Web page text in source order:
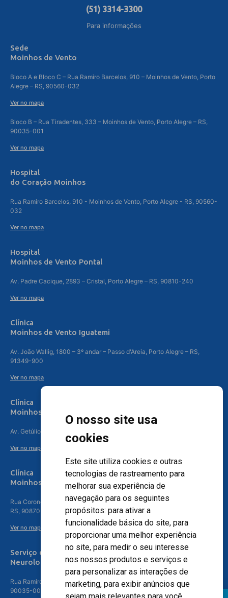
O nosso site usa
cookies
Este site utiliza cookies e outras
tecnologias de rastreamento para
melhorar sua experiência de
navegação para os seguintes
propósitos: para ativar a
funcionalidade básica do site, para
proporcionar uma melhor experiência
no site, para medir o seu interesse
nos nossos produtos e serviços e
para personalizar as interações de
marketing, para exibir anúncios que
(51) 3314-3300
Para informações
Sede
Moinhos de Vento
Bloco A e Bloco C – Rua Ramiro Barcelos, 910 – Moinhos de Vento, Porto
Alegre – RS, 90560-032
Ver no mapa
Bloco B – Rua Tiradentes, 333 – Moinhos de Vento, Porto Alegre – RS,
90035-001
Ver no mapa
Hospital
do Coração Moinhos
Rua Ramiro Barcelos, 910 - Moinhos de Vento, Porto Alegre - RS, 90560-
032
Ver no mapa
Hospital
Moinhos de Vento Pontal
Av. Padre Cacique, 2893 – Cristal, Porto Alegre – RS, 90810-240
Ver no mapa
Clínica
Moinhos de Vento Iguatemi
Av. João Wallig, 1800 – 3º andar – Passo d'Areia, Porto Alegre – RS,
91349-900
Ver no mapa
Clínica
Moinhos de Vento Canoas
Av. Getúlio Vargas, 4841 – Centro, Canoas – RS, 92010-010
Ver no mapa
Clínica
Moinhos de Vento - Teresópolis
Rua Coronel Aparício Borges, 250 - 3º andar - Teresópolis, Porto Alegre -
RS, 90870-016
Ver no mapa
Serviço de
Neurologia
Rua Ramiro Barcelos, 630 – 5º andar – Floresta, Porto Alegre – RS,
90035-001